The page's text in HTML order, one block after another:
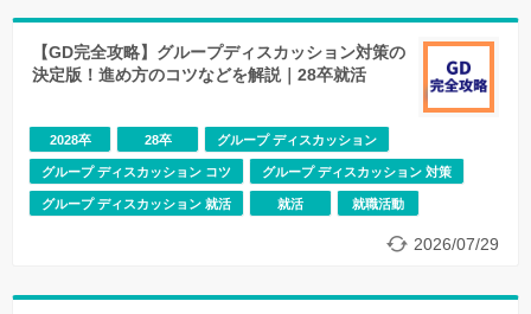
【GD完全攻略】グループディスカッション対策の
決定版！進め方のコツなどを解説｜28卒就活
2026/07/29
2028卒 28卒 グループ ディスカッション
グループ ディスカッション コツ グループ ディスカッション 対策
グループ ディスカッション 就活 就活 就職活動